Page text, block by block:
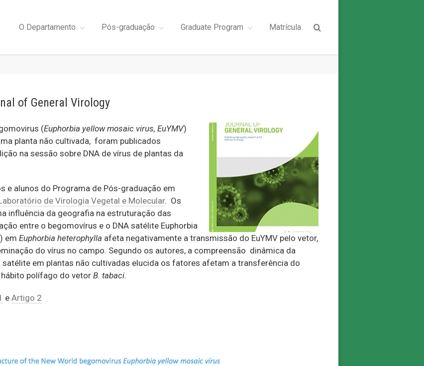
O Departamento Pós-graduação Graduate Program Matrícula
of General Virology
(Euphorbia yellow mosaic virus, EuYMV)
planta não cultivada, foram publicados
na sessão sobre DNA de vírus de plantas da
e alunos do Programa de Pós-graduação em
de Virologia Vegetal e Molecular. Os
influência da geografia na estruturação das
entre o begomovírus e o DNA satélite Euphorbia
em Euphorbia heterophylla afeta negativamente a transmissão do EuYMV pelo vetor,
do vírus no campo. Segundo os autores, a compreensão dinâmica da
em plantas não cultivadas elucida os fatores afetam a transferência do
polífago do vetorB. tabaci.
e Artigo 2